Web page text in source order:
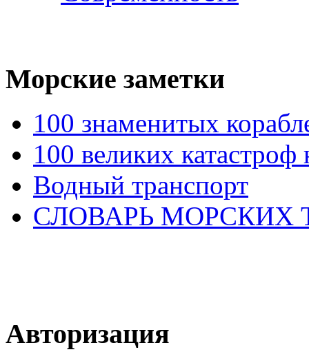
Морские заметки
100 знаменитых
100 великих катастроф
Водный транспорт
СЛОВАРЬ МОРСКИХ
Авторизация